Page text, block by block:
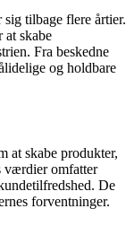
tilbage flere årtier.
at skabe
Fra beskedne
og holdbare
at skabe produkter,
værdier omfatter
De
forventninger.